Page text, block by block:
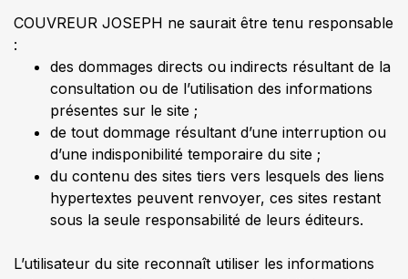
COUVREUR JOSEPH ne saurait être tenu responsable
:
des dommages directs ou indirects résultant de la
consultation ou de l’utilisation des informations
présentes sur le site ;
de tout dommage résultant d’une interruption ou
d’une indisponibilité temporaire du site ;
du contenu des sites tiers vers lesquels des liens
hypertextes peuvent renvoyer, ces sites restant
sous la seule responsabilité de leurs éditeurs.
L’utilisateur du site reconnaît utiliser les informations